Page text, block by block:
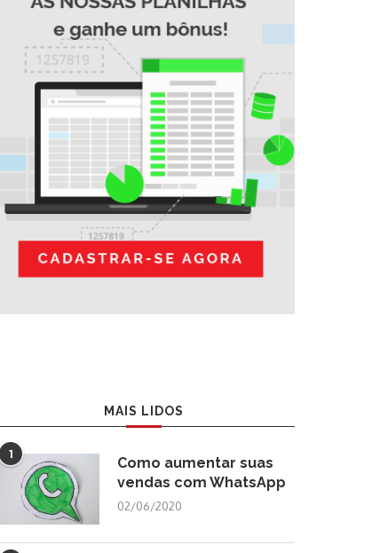
MAIS LIDOS
1
Como aumentar suas
vendas com WhatsApp
02/06/2020